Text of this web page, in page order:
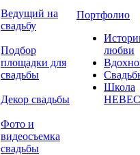
Ведущий на
свадьбу
Подбор
площадки для
свадьбы
Декор свадьбы
Фото и
видеосъемка
свадьбы
Портфолио
любви
Школа